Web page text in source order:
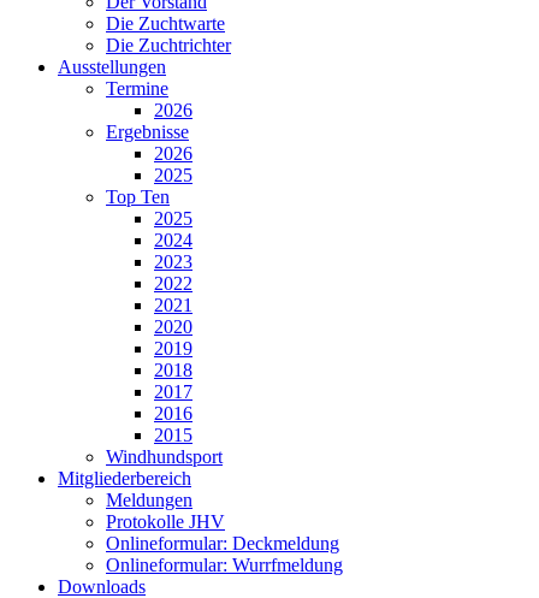
Die Zuchtwarte
Die Zuchtrichter
Ausstellungen
Termine
2026
Ergebnisse
2026
2025
Top Ten
2025
2024
2023
2022
2021
2020
2019
2018
2017
2016
2015
Windhundsport
Mitgliederbereich
Meldungen
Protokolle JHV
Onlineformular: Deckmeldung
Onlineformular: Wurrfmeldung
Downloads